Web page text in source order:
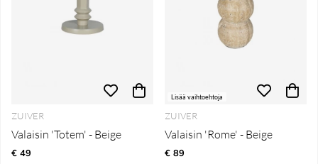
ZUIVER
Valaisin 'Totem' - Beige
€ 49
Lisää vaihtoehtoja
ZUIVER
Valaisin 'Rome' - Beige
€ 89